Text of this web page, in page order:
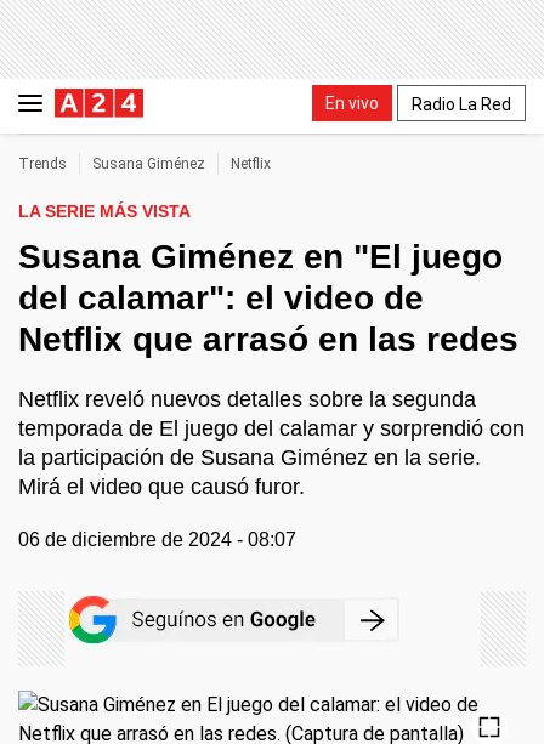
En vivo Radio La Red
Trends Susana Giménez Netflix
LA SERIE MÁS VISTA
Susana Giménez en "El juego
del calamar": el video de
Netflix que arrasó en las redes
Netflix reveló nuevos detalles sobre la segunda
temporada de El juego del calamar y sorprendió con
la participación de Susana Giménez en la serie.
Mirá el video que causó furor.
06 de diciembre de 2024 - 08:07